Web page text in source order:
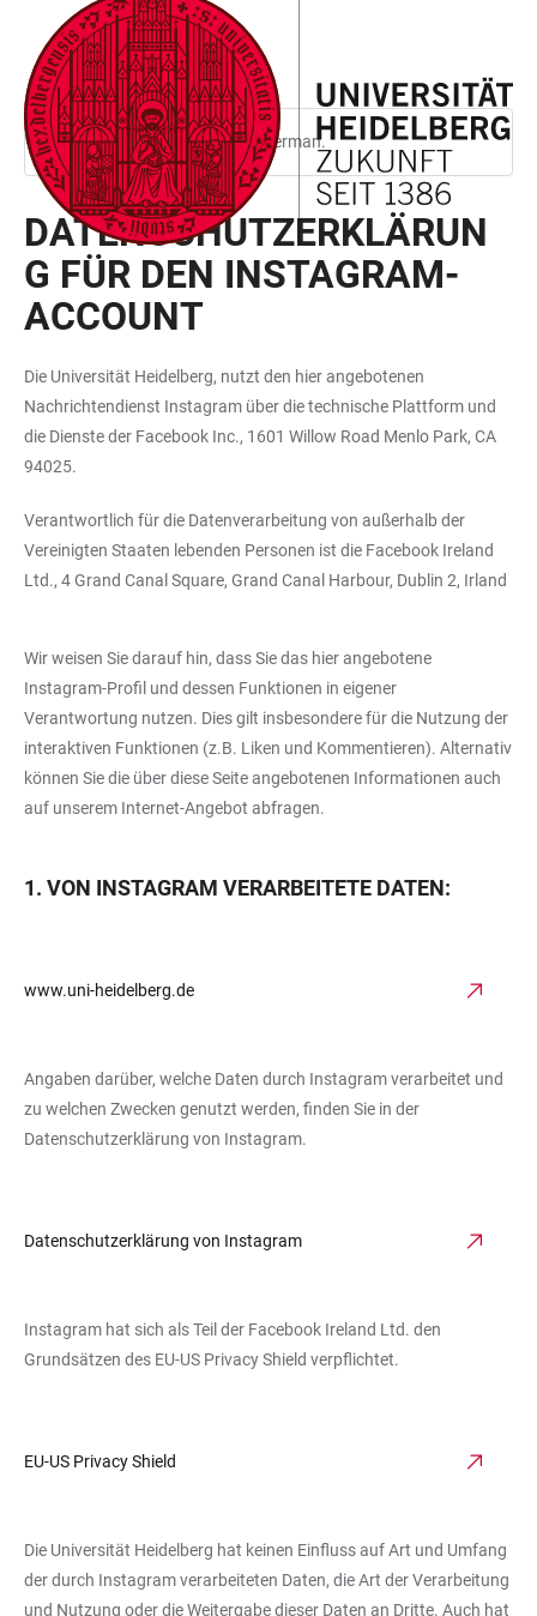
ACCESSIBILITY
LINKS
JUMP
TO
MAIN
CONTENT
OPEN
MAIN
NAVIGATION
OPEN
SEARCH
FORM
This page is only available in German.
DATENSCHUTZERKLÄRUN
G FÜR DEN INSTAGRAM-
ACCOUNT
Die Universität Heidelberg, nutzt den hier angebotenen
Nachrichtendienst Instagram über die technische Plattform und
die Dienste der Facebook Inc., 1601 Willow Road Menlo Park, CA
94025.
Verantwortlich für die Datenverarbeitung von außerhalb der
Vereinigten Staaten lebenden Personen ist die Facebook Ireland
Ltd., 4 Grand Canal Square, Grand Canal Harbour, Dublin 2, Irland
Wir weisen Sie darauf hin, dass Sie das hier angebotene
Instagram-Profil und dessen Funktionen in eigener
Verantwortung nutzen. Dies gilt insbesondere für die Nutzung der
interaktiven Funktionen (z.B. Liken und Kommentieren). Alternativ
können Sie die über diese Seite angebotenen Informationen auch
auf unserem Internet-Angebot abfragen.
1. VON INSTAGRAM VERARBEITETE DATEN:
www.uni-heidelberg.de
Angaben darüber, welche Daten durch Instagram verarbeitet und
zu welchen Zwecken genutzt werden, finden Sie in der
Datenschutzerklärung von Instagram.
Datenschutzerklärung von Instagram
Instagram hat sich als Teil der Facebook Ireland Ltd. den
Grundsätzen des EU-US Privacy Shield verpflichtet.
EU-US Privacy Shield
Die Universität Heidelberg hat keinen Einfluss auf Art und Umfang
der durch Instagram verarbeiteten Daten, die Art der Verarbeitung
und Nutzung oder die Weitergabe dieser Daten an Dritte. Auch hat